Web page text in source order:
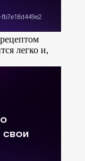
легко и,